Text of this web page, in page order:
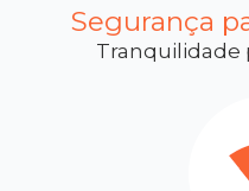
Segurança
Tranquilidade